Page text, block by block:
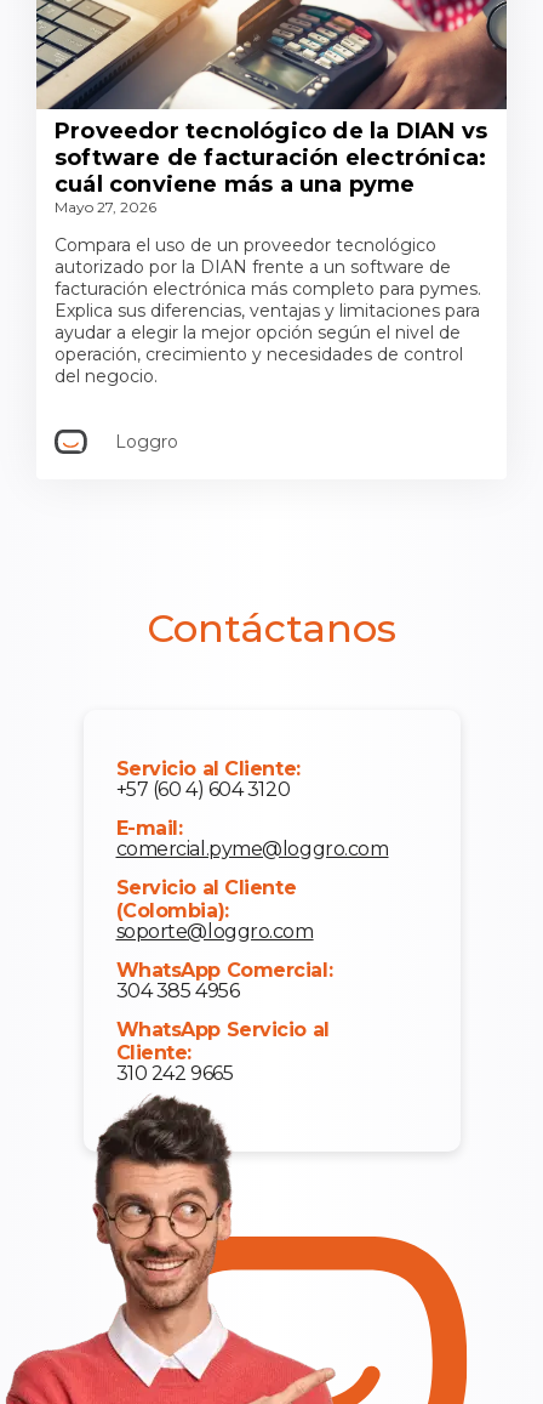
Proveedor tecnológico de la DIAN vs
software de facturación electrónica:
cuál conviene más a una pyme
Mayo 27, 2026
Compara el uso de un proveedor tecnológico
autorizado por la DIAN frente a un software de
facturación electrónica más completo para pymes.
Explica sus diferencias, ventajas y limitaciones para
ayudar a elegir la mejor opción según el nivel de
operación, crecimiento y necesidades de control
del negocio.
Loggro
Contáctanos
Servicio al Cliente:
+57 (60 4) 604 3120
E-mail:
comercial.pyme@loggro.com
Servicio al Cliente
(Colombia):
soporte@loggro.com
WhatsApp Comercial:
304 385 4956
WhatsApp Servicio al
Cliente:
310 242 9665